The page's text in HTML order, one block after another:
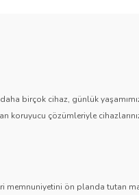
birçok cihaz, günlük
koruyucu çözümleriyle
memnuniyetini ön planda tutan